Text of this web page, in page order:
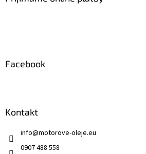
Facebook
Kontakt
info@motorove-oleje.eu
0907 488 558